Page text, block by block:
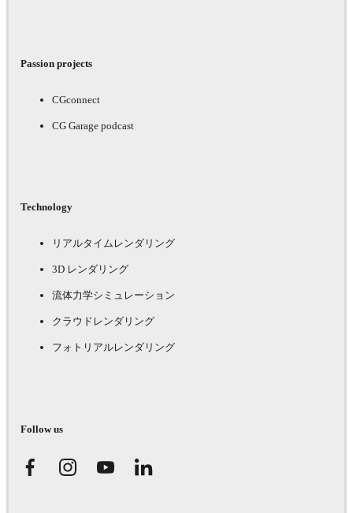
Passion projects
CGconnect
CG Garage podcast
Technology
リアルタイムレンダリング
3D レンダリング
流体力学シミュレーション
クラウドレンダリング
フォトリアルレンダリング
Follow us